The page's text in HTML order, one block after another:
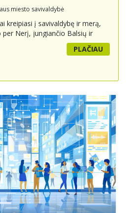
miesto savivaldybė
kreipiasi į savivaldybę ir merą,
Nerį, jungiančio Balsių ir
ir įtraukti jį į miesto
Šis tiltas ne tik padėtų
galimybių tiek
ragina atlikti techninę,
organizuoti viešas
projektą į ilgalaikius miesto
sistemos patikimumą
augančio miesto poreikių.
PLAČIAU